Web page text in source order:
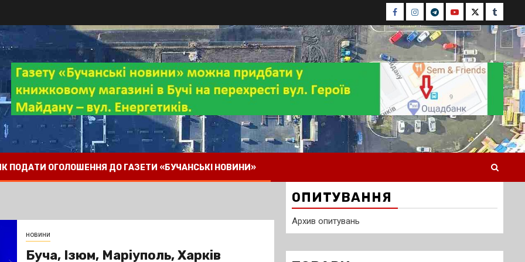
Facebook
Instagram
TelegramYoutubeTwitterTumblr
ПОДАТИ ОГОЛОШЕННЯ ДО ГАЗЕТИ «БУЧАНСЬКІ НОВИНИ»
новини
Буча, Ізюм, Маріуполь, Харків
ОПИТУВАННЯ
Архив опитувань